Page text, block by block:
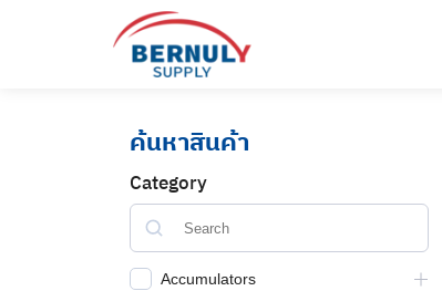
ค้นหาสินค้า
Category
Accumulators